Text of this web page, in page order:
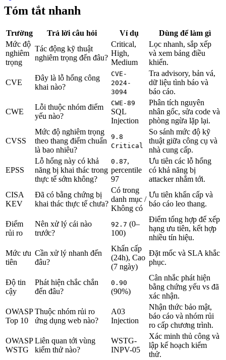
Tóm tắt nhanh
Trường Trả lời câu hỏi Ví dụ
Dùng để làm gì
Mức độ
nghiêm
trọng
Tác động kỹ thuật
nghiêm trọng đến đâu?
Critical,
High,
Medium
Lọc nhanh, sắp xếp
và xem bảng điều
khiển.
CVE
Đây là lỗ hổng công
khai nào?
CVE-
2024-
3094
Tra advisory, bản vá,
dữ liệu tình báo và
báo cáo.
CWE
Lỗi thuộc nhóm điểm
yếu nào?
CWE-89
SQL
Injection
Phân tích nguyên
nhân gốc, sửa code và
phòng ngừa lặp lại.
CVSS
Mức độ nghiêm trọng
theo thang điểm chuẩn
là bao nhiêu?
9.8
Critical
So sánh mức độ kỹ
thuật giữa công cụ và
nhà cung cấp.
EPSS
Lỗ hổng này có khả
năng bị khai thác trong
thực tế sớm không?
0.87,
percentile
97
Ưu tiên các lỗ hổng
có khả năng bị
attacker nhắm tới.
CISA
KEV
Đã có bằng chứng bị
khai thác thực tế chưa?
Có trong
danh mục /
Không có
Ưu tiên khẩn cấp và
báo cáo leo thang.
Điểm
rủi ro
Nên xử lý cái nào
trước?
92.7 (0–
100)
Điểm tổng hợp để xếp
hạng ưu tiên, kết hợp
nhiều tín hiệu.
Mức ưu
tiên
Cần xử lý nhanh đến
đâu?
Khẩn cấp
(24h), Cao
(7 ngày)
Đặt mốc và SLA khắc
phục.
Độ tin
cậy
Phát hiện chắc chắn
đến đâu?
0.90
(90%)
Cân nhắc phát hiện
bằng chứng yếu vs đã
xác nhận.
OWASP
Top 10
Thuộc nhóm rủi ro
ứng dụng web nào?
A03
Injection
Nhận thức bảo mật,
báo cáo và nhóm rủi
ro cấp chương trình.
OWASP
WSTG
Liên quan tới vùng
kiểm thử nào?
WSTG-
INPV-05
Xác minh thủ công và
lập kế hoạch kiểm
thử.